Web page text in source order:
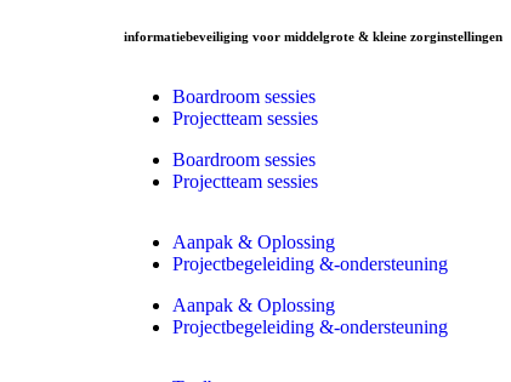
informatiebeveiliging voor middelgrote & kleine zorginstellingen
Boardroom sessies
Projectteam sessies
Boardroom sessies
Projectteam sessies
Aanpak & Oplossing
Projectbegeleiding &-ondersteuning
Aanpak & Oplossing
Projectbegeleiding &-ondersteuning